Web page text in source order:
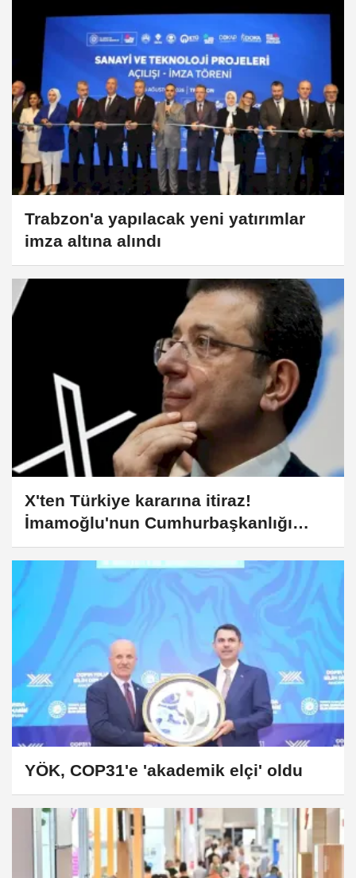
Trabzon'a yapılacak yeni yatırımlar
imza altına alındı
X'ten Türkiye kararına itiraz!
İmamoğlu'nun Cumhurbaşkanlığı
Adaylığı Ofisi hesabına erişim engeli
mahkemeye taşındı
YÖK, COP31'e 'akademik elçi' oldu